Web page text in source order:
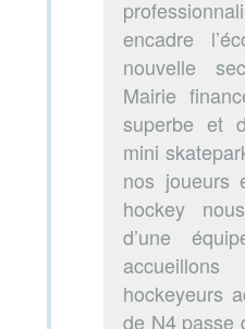
encadre
nouvelle
Mairie
superbe et
mini
nos joueurs
hockey
d’une
hockeyeurs
de N4 passe